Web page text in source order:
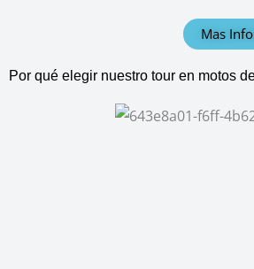
Mas
Por qué elegir nuestro tour en motos